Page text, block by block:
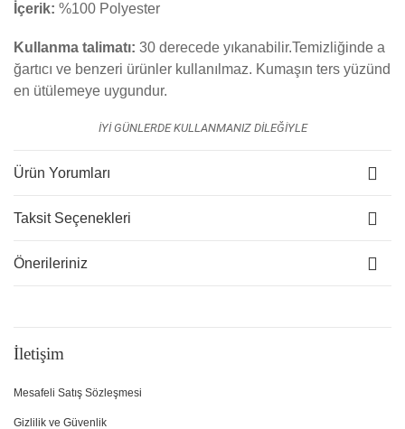
İçerik: %100 Polyester
Kullanma talimatı: 30 derecede yıkanabilir.Temizliğinde a
ğartıcı ve benzeri ürünler kullanılmaz. Kumaşın ters yüzünd
en ütülemeye uygundur.
İYİ GÜNLERDE KULLANMANIZ DİLEĞİYLE
Ürün Yorumları
Taksit Seçenekleri
Önerileriniz
İletişim
Mesafeli Satış Sözleşmesi
Gizlilik ve Güvenlik